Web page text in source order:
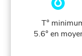
T°
5.6° en